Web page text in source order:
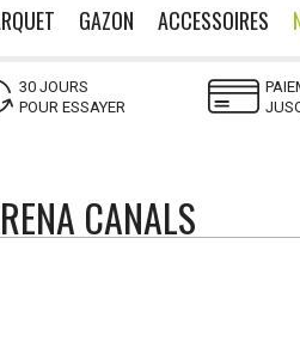
GAZON ACCESSOIRES
30 JOURS
POUR ESSAYER
CANALS